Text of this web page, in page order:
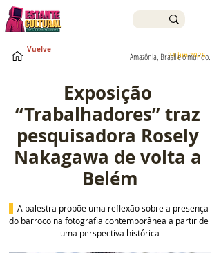
24 jun 2026
Amazônia, Brasil e o mundo.
Vuelve
Exposição
“Trabalhadores” traz
pesquisadora Rosely
Nakagawa de volta a
Belém
A palestra propõe uma reflexão sobre a presença
do barroco na fotografia contemporânea a partir de
uma perspectiva histórica